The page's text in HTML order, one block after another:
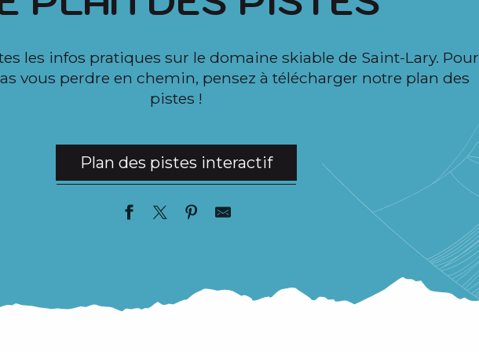
les infos pratiques sur le domaine skiable de Saint-Lary. Pour
vous perdre en chemin, pensez à télécharger notre plan des
pistes !
Plan des pistes interactif